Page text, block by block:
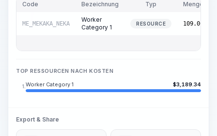
Code Bezeichnung Typ Menge
ME_MEKAKA_NEKA
Worker
Category 1
RESOURCE 109.00
TOP RESSOURCEN NACH KOSTEN
1. Worker Category 1 $3,189.34
Export & Share